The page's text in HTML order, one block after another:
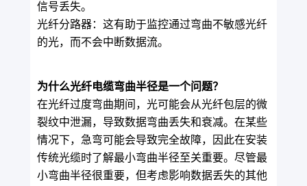
信号丢失。
光纤分路器：这有助于监控通过弯曲不敏感光纤
的光，而不会中断数据流。
为什么光纤电缆弯曲半径是一个问题？
在光纤过度弯曲期间，光可能会从光纤包层的微
裂纹中泄漏，导致数据弯曲丢失和衰减。在某些
情况下，急弯可能会导致完全故障，因此在安装
传统光缆时了解最小弯曲半径至关重要。尽管最
小弯曲半径很重要，但考虑影响数据丢失的其他